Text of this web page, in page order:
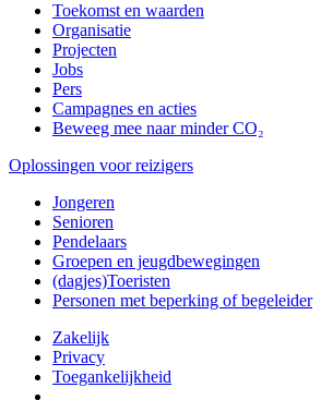
Toekomst en waarden
Organisatie
Projecten
Jobs
Pers
Campagnes en acties
Beweeg mee naar minder CO₂
Oplossingen voor reizigers
Jongeren
Senioren
Pendelaars
Groepen en jeugdbewegingen
(dagjes)Toeristen
Personen met beperking of begeleider
Zakelijk
Privacy
Toegankelijkheid